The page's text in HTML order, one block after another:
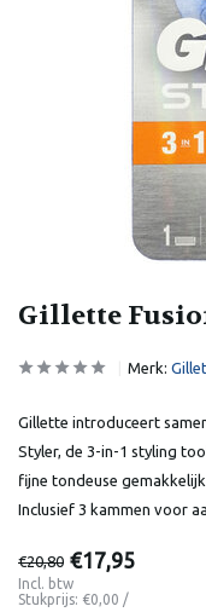
Gillette
Merk:
Gillette introduceert
Styler, de 3-in-1 styling
fijne tondeuse
Inclusief 3 kammen voor
€20,80 €17,95
Incl. btw
Stukprijs: €0,00 /